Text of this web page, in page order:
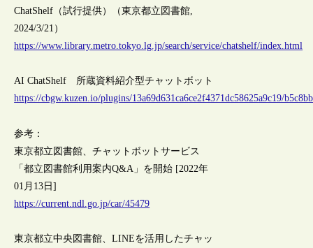
ChatShelf（試行提供）（東京都立図書館,
2024/3/21）
https://www.library.metro.tokyo.lg.jp/search/service/chatshelf/index.html
AI ChatShelf 所蔵資料紹介型チャットボット
https://cbgw.kuzen.io/plugins/13a69d631ca6ce2f4371dc58625a9c19/
参考：
東京都立図書館、チャットボットサービス
「都立図書館利用案内Q&A」を開始 [2022年
01月13日]
https://current.ndl.go.jp/car/45479
東京都立中央図書館、LINEを活用したチャッ